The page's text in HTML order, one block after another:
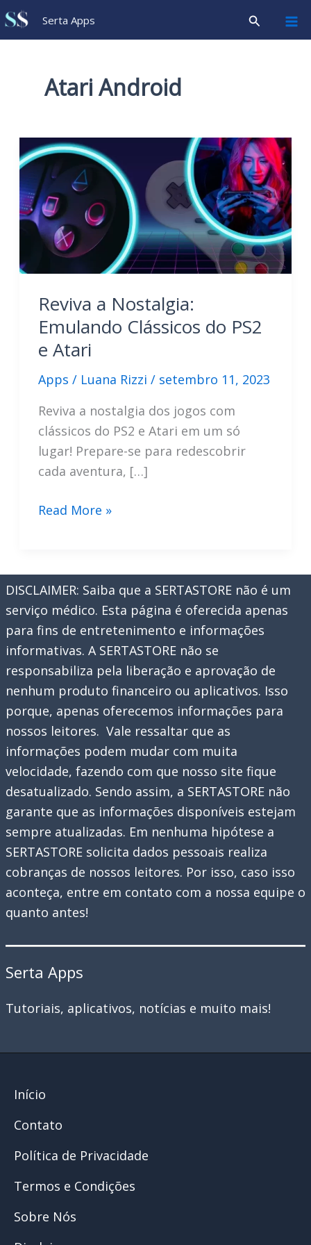
Ir
para
Serta Apps Pesquisar
Atari Android
Reviva a Nostalgia:
Emulando Clássicos do PS2
e Atari
Apps / Luana Rizzi / setembro 11, 2023
Reviva a nostalgia dos jogos com
clássicos do PS2 e Atari em um só
lugar! Prepare-se para redescobrir
cada aventura, […]
Reviva
Clássicos
do
PS2
e
Atari
Read More »
DISCLAIMER: Saiba que a SERTASTORE não é um
serviço médico. Esta página é oferecida apenas
para fins de entretenimento e informações
informativas. A SERTASTORE não se
responsabiliza pela liberação e aprovação de
nenhum produto financeiro ou aplicativos. Isso
porque, apenas oferecemos informações para
nossos leitores. Vale ressaltar que as
informações podem mudar com muita
velocidade, fazendo com que nosso site fique
desatualizado. Sendo assim, a SERTASTORE não
garante que as informações disponíveis estejam
sempre atualizadas. Em nenhuma hipótese a
SERTASTORE solicita dados pessoais realiza
cobranças de nossos leitores. Por isso, caso isso
aconteça, entre em contato com a nossa equipe o
quanto antes!
Serta Apps
Tutoriais, aplicativos, notícias e muito mais!
Início
Contato
Política de Privacidade
Termos e Condições
Sobre Nós